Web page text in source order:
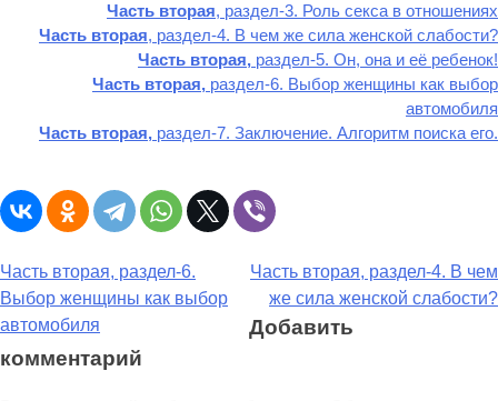
Часть вторая, раздел-3. Роль секса в отношениях
Часть вторая, раздел-4. В чем же сила женской слабости?
Часть вторая, раздел-5. Он, она и её ребенок!
Часть вторая, раздел-6. Выбор женщины как выбор
автомобиля
Часть вторая, раздел-7. Заключение. Алгоритм поиска его.
Навигация
по
записям
Часть вторая, раздел-6.
Выбор женщины как выбор
автомобиля
Часть вторая, раздел-4. В чем
же сила женской слабости?
Добавить
комментарий